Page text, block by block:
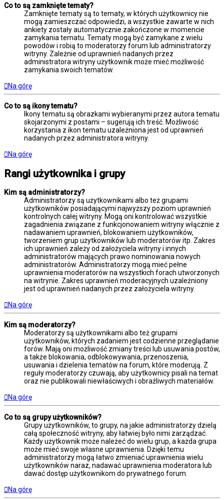
Co to są zamknięte tematy?
Zamknięte tematy są to tematy, w których użytkownicy nie
mogą zamieszczać odpowiedzi, a wszystkie zawarte w nich
ankiety zostały automatycznie zakończone w momencie
zamykania tematu. Tematy mogą być zamykane z wielu
powodów i robią to moderatorzy forum lub administratorzy
witryny. Zależnie od uprawnień nadanych przez
administratora witryny użytkownik może mieć możliwość
zamykania swoich tematów.
Na górę
Co to są ikony tematu?
Ikony tematu są obrazkami wybieranymi przez autora tematu
skojarzonymi z postami – sugerują ich treść. Możliwość
korzystania z ikon tematu uzależniona jest od uprawnień
nadanych przez administratora witryny.
Na górę
Rangi użytkownika i grupy
Kim są administratorzy?
Administratorzy są użytkownikami albo też grupami
użytkowników posiadającymi najwyższy poziom uprawnień
kontrolnych całej witryny. Mogą oni kontrolować wszystkie
zagadnienia związane z funkcjonowaniem witryny włącznie z
nadawaniem uprawnień, blokowaniem użytkowników,
tworzeniem grup użytkowników lub moderatorów itp. Zakres
ich uprawnień zależy od założyciela witryny i innych
administratorów mających prawo nominowania nowych
administratorów. Administratorzy mogą mieć pełne
uprawnienia moderatorów na wszystkich forach utworzonych
na witrynie. Zakres uprawnień moderacyjnych uzależniony
jest od uprawnień nadanych przez założyciela witryny.
Na górę
Kim są moderatorzy?
Moderatorzy są użytkownikami albo też grupami
użytkowników, których zadaniem jest codzienne przeglądanie
forów. Mają oni możliwość zmiany treści lub usuwania postów,
a także blokowania, odblokowywania, przenoszenia,
usuwania i dzielenia tematów na forum, które moderują. Z
reguły moderatorzy czuwają, aby użytkownicy pisali na temat
oraz nie publikowali niewłaściwych i obraźliwych materiałów.
Na górę
Co to są grupy użytkowników?
Grupy użytkowników, to grupy, na jakie administratorzy dzielą
całą społeczność witryny, aby łatwiej było nimi zarządzać.
Każdy użytkownik może należeć do wielu grup, a każda grupa
może mieć swoje własne uprawnienia. Dzięki temu
administratorzy mogą łatwo zmieniać uprawnienia wielu
użytkowników naraz, nadawać uprawnienia moderatora lub
dawać dostęp użytkownikom do prywatnego forum.
Na górę